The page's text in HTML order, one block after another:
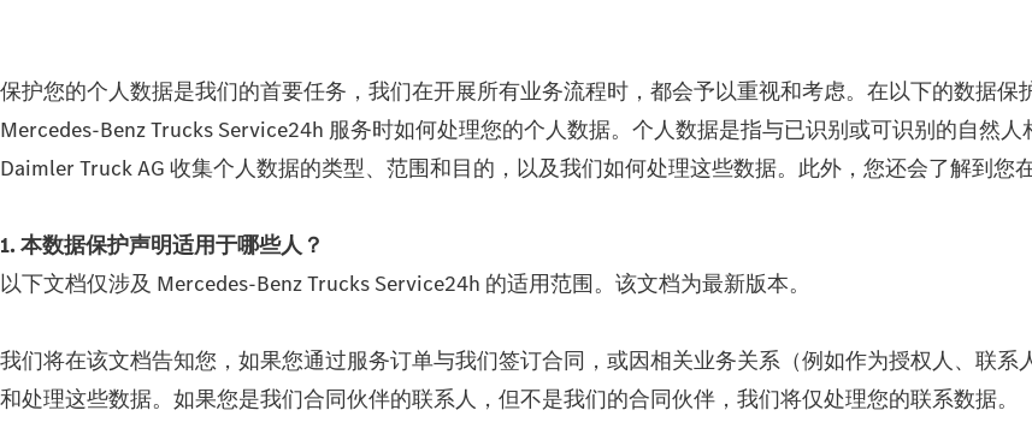
保护您的个人数据是我们的首要任务，我们在开展所有业务流程时，都会予以重视和考虑。在以下的数据保
Mercedes‑Benz Trucks Service24h 服务时如何处理您的个人数据。个人数据是指与已识别或可识别的自然
Daimler Truck AG 收集个人数据的类型、范围和目的，以及我们如何处理这些数据。此外，您还会了解到您
1. 本数据保护声明适用于哪些人？
以下文档仅涉及 Mercedes‑Benz Trucks Service24h 的适用范围。该文档为最新版本。
我们将在该文档告知您，如果您通过服务订单与我们签订合同，或因相关业务关系（例如作为授权人、联
和处理这些数据。如果您是我们合同伙伴的联系人，但不是我们的合同伙伴，我们将仅处理您的联系数据。